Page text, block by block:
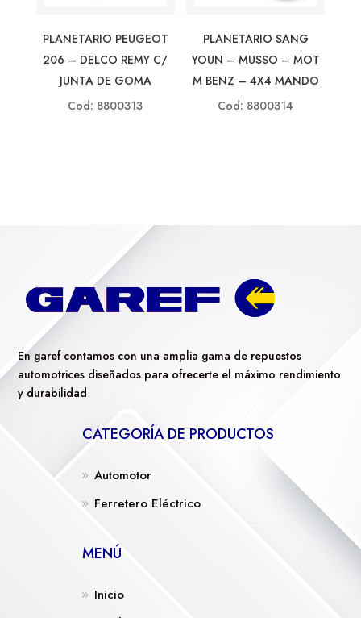
PLANETARIO PEUGEOT
206 – DELCO REMY C/
JUNTA DE GOMA
Cod: 8800313
PLANETARIO SANG
YOUN – MUSSO – MOT
M BENZ – 4X4 MANDO
Cod: 8800314
En garef contamos con una amplia gama de repuestos
automotrices diseñados para ofrecerte el máximo rendimiento
y durabilidad
CATEGORÍA DE PRODUCTOS
Automotor
Ferretero Eléctrico
MENÚ
Inicio